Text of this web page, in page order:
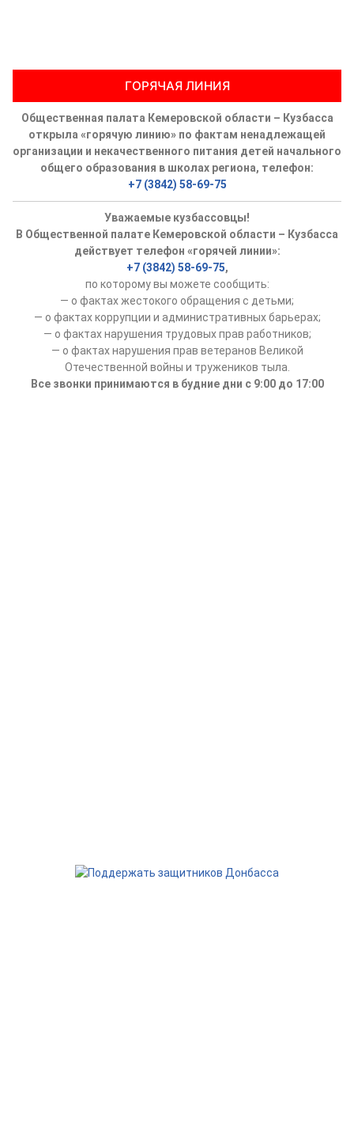
ГОРЯЧАЯ ЛИНИЯ
Общественная палата Кемеровской области – Кузбасса
открыла «горячую линию» по фактам ненадлежащей
организации и некачественного питания детей начального
общего образования в школах региона, телефон:
+7 (3842) 58-69-75
Уважаемые кузбассовцы!
В Общественной палате Кемеровской области – Кузбасса
действует телефон «горячей линии»:
+7 (3842) 58-69-75,
по которому вы можете сообщить:
— о фактах жестокого обращения с детьми;
— о фактах коррупции и административных барьерах;
— о фактах нарушения трудовых прав работников;
— о фактах нарушения прав ветеранов Великой
Отечественной войны и тружеников тыла.
Все звонки принимаются в будние дни с 9:00 до 17:00